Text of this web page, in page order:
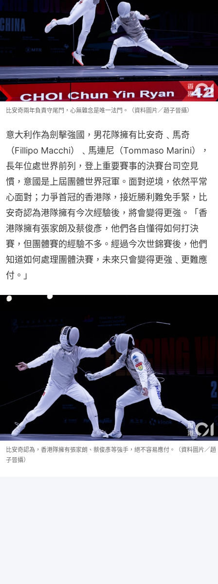
比安奇兩年負責守尾門，心無雜念是唯一法門。（資料圖片／趙子晉攝）
意大利作為劍擊強國，男花隊擁有比安奇﹑馬奇
（Fillipo Macchi）﹑馬連尼（Tommaso Marini），
長年位處世界前列，登上重要賽事的決賽台司空見
慣，意國是上屆團體世界冠軍。面對逆境，依然平常
心面對；力爭首冠的香港隊，接近勝利難免手緊，比
安奇認為港隊擁有今次經驗後，將會變得更強。「香
港隊擁有張家朗及蔡俊彥，他們各自懂得如何打決
賽，但團體賽的經驗不多。經過今次世錦賽後，他們
知道如何處理團體決賽，未來只會變得更強﹑更難應
付。」
比安奇認為，香港隊擁有張家朗、蔡俊彥等強手，絕不容易應付。（資料圖片／趙
子晉攝）